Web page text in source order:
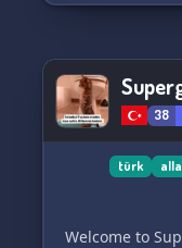
beraber furry
#
38
türk
Welcome to